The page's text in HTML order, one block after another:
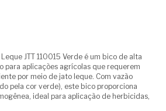
JTT 110015 Verde é um bico de alta
para aplicações agrícolas que requerem
por meio de jato leque. Com vazão
pela cor verde), este bico proporciona
ideal para aplicação de herbicidas,